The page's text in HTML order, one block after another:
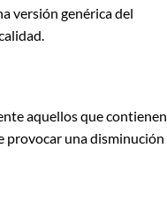
versión genérica del
aquellos que contienen
provocar una disminución